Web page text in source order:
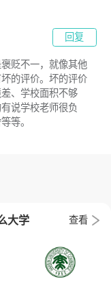
回复
贬不一，就像其他
的评价。坏的评价
、学校面积不够
说学校老师很负
等。
大学 查看